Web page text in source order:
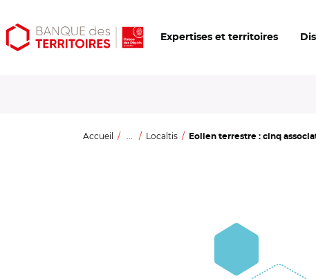
Aller
au
Aller
au
Ouvrir
les
Expertises et territoires
Accueil ... Localtis Eolien terrestre : cinq